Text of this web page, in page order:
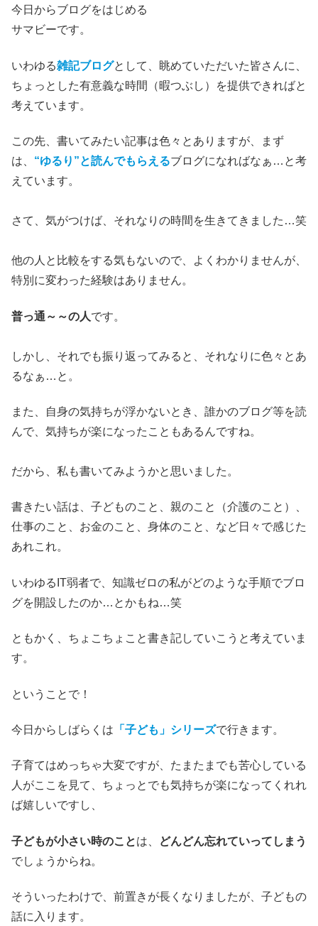
今日からブログをはじめる
サマビーです。
いわゆる雑記ブログとして、眺めていただいた皆さんに、
ちょっとした有意義な時間（暇つぶし）を提供できればと
考えています。
この先、書いてみたい記事は色々とありますが、まず
は、 “ゆるり”と読んでもらえるブログになればなぁ…と考
えています。
さて、気がつけば、それなりの時間を生きてきました…笑
他の人と比較をする気もないので、よくわかりませんが、
特別に変わった経験はありません。
普っ通～～の人です。
しかし、それでも振り返ってみると、それなりに色々とあ
るなぁ…と。
また、自身の気持ちが浮かないとき、誰かのブログ等を読
んで、気持ちが楽になったこともあるんですね。
だから、私も書いてみようかと思いました。
書きたい話は、子どものこと、親のこと（介護のこと）、
仕事のこと、お金のこと、身体のこと、など日々で感じた
あれこれ。
いわゆるIT弱者で、知識ゼロの私がどのような手順でブロ
グを開設したのか…とかもね…笑
ともかく、ちょこちょこと書き記していこうと考えていま
す。
ということで！
今日からしばらくは 「子ども」シリーズで行きます。
子育てはめっちゃ大変ですが、たまたまでも苦心している
人がここを見て、ちょっとでも気持ちが楽になってくれれ
ば嬉しいですし、
子どもが小さい時のことは、
どんどん忘れていってしまう
でしょうからね。
そういったわけで、前置きが長くなりましたが、子どもの
話に入ります。